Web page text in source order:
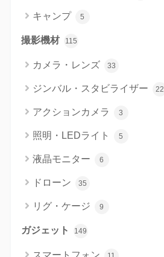
キャンプ 5
撮影機材 115
カメラ・レンズ 33
ジンバル・スタビライザー 22
アクションカメラ 3
照明・LEDライト 5
液晶モニター 6
ドローン 35
リグ・ケージ 9
ガジェット 149